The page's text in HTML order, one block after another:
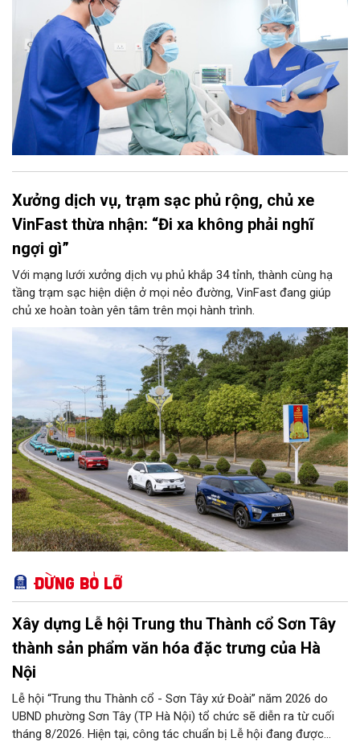
Xưởng dịch vụ, trạm sạc phủ rộng, chủ xe
VinFast thừa nhận: “Đi xa không phải nghĩ
ngợi gì”
Với mạng lưới xưởng dịch vụ phủ khắp 34 tỉnh, thành cùng hạ
tầng trạm sạc hiện diện ở mọi nẻo đường, VinFast đang giúp
chủ xe hoàn toàn yên tâm trên mọi hành trình.
Đừng bỏ lỡ
Xây dựng Lễ hội Trung thu Thành cổ Sơn Tây
thành sản phẩm văn hóa đặc trưng của Hà
Nội
Lễ hội “Trung thu Thành cổ - Sơn Tây xứ Đoài” năm 2026 do
UBND phường Sơn Tây (TP Hà Nội) tổ chức sẽ diễn ra từ cuối
tháng 8/2026. Hiện tại, công tác chuẩn bị Lễ hội đang được